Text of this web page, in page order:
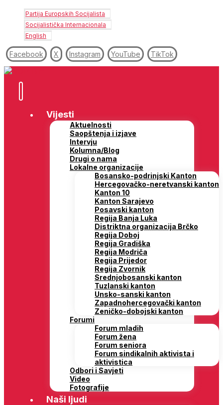
Partija Europskih Socijalista
Socijalistička Internacionala
English
Facebook X Instagram YouTube TikTok
Vijesti
Aktuelnosti
Saopštenja i izjave
Intervju
Kolumna/Blog
Drugi o nama
Lokalne organizacije
Bosansko-podrinjski Kanton
Hercegovačko-neretvanski kanton
Kanton 10
Kanton Sarajevo
Posavski kanton
Regija Banja Luka
Distriktna organizacija Brčko
Regija Doboj
Regija Gradiška
Regija Modriča
Regija Prijedor
Regija Zvornik
Srednjobosanski kanton
Tuzlanski kanton
Unsko-sanski kanton
Zapadnohercegovački kanton
Zeničko-dobojski kanton
Forumi
Forum mladih
Forum žena
Forum seniora
Forum sindikalnih aktivista i
aktivistica
Odbori i Savjeti
Video
Fotografije
Naši ljudi